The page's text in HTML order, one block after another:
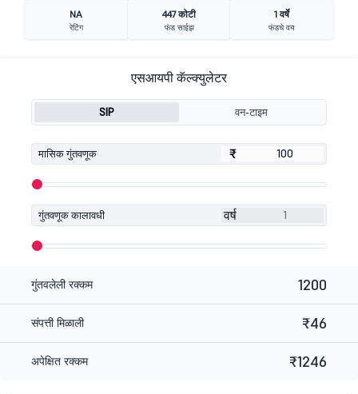
NA
रेटिंग
447 कोटी
फंड साईझ
1 वर्षे
फंडचे वय
एसआयपी कॅल्क्युलेटर
SIP वन-टाइम
मासिक गुंतवणूक ₹
₹
गुंतवणूक कालावधी वर्ष
गुंतवलेली रक्कम 1200
संपत्ती मिळाली ₹46
अपेक्षित रक्कम ₹1246